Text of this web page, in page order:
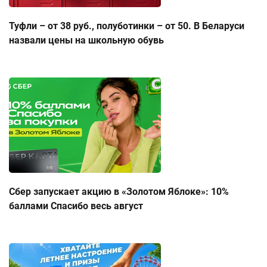
Туфли – от 38 руб., полуботинки – от 50. В Беларуси
назвали цены на школьную обувь
Сбер запускает акцию в «Золотом Яблоке»: 10%
баллами Спасибо весь август